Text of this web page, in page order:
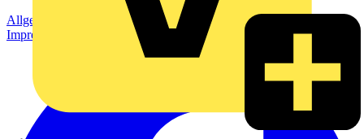
Allgemeine Geschäftsbedingungen
Datenschutzerklärung
Impressum